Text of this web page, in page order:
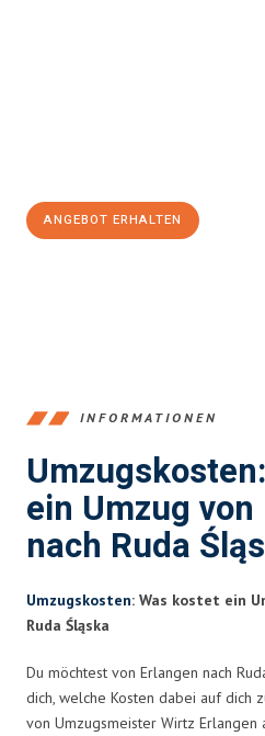
ANGEBOT ERHALTEN
INFORMATIONEN
ein Umzug
nach Ruda
Umzugskosten: Was kostet ein
Ruda Śląska
Du möchtest von Erlangen nach
dich, welche Kosten dabei auf dich
von Umzugsmeister Wirtz